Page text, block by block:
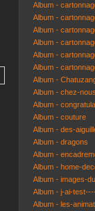
Album -
Album -
Album -
Album -
Album -
Album -
Album -
Album - chez-nous
Album -
Album - couture
Album - des-
Album - dragons
Album -
Album - home-
Album - images-
Album - j-ai-
Album - les-